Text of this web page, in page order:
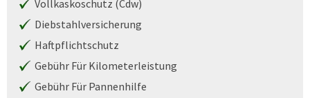
Vollkaskoschutz (Cdw)
Diebstahlversicherung
Haftpflichtschutz
Gebühr Für Kilometerleistung
Gebühr Für Pannenhilfe